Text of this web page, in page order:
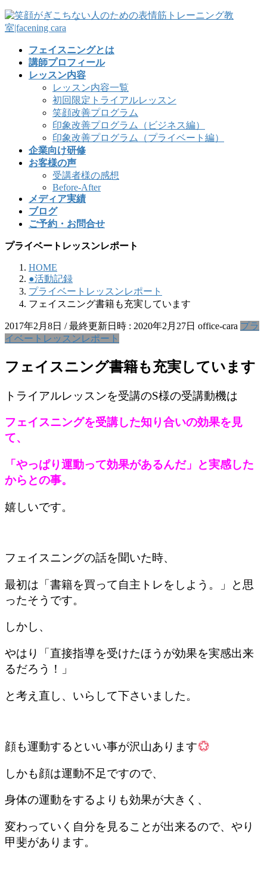
フェイスニングとは
講師プロフィール
レッスン内容
レッスン内容一覧
初回限定トライアルレッスン
笑顔改善プログラム
印象改善プログラム（ビジネス編）
印象改善プログラム（プライベート編）
企業向け研修
お客様の声
受講者様の感想
Before-After
メディア実績
ブログ
ご予約・お問合せ
プライベートレッスンレポート
HOME
●活動記録
プライベートレッスンレポート
フェイスニング書籍も充実しています
2017年2月8日 / 最終更新日時 : 2020年2月27日 office-cara プラ
イベートレッスンレポート
フェイスニング書籍も充実しています
トライアルレッスンを受講のS様の受講動機は
フェイスニングを受講した知り合いの効果を見
て、
「やっぱり運動って効果があるんだ」と実感した
からとの事。
嬉しいです。
フェイスニングの話を聞いた時、
最初は「書籍を買って自主トレをしよう。」と思
ったそうです。
しかし、
やはり「直接指導を受けたほうが効果を実感出来
るだろう！」
と考え直し、いらして下さいました。
顔も運動するといい事が沢山あります
しかも顔は運動不足ですので、
身体の運動をするよりも効果が大きく、
変わっていく自分を見ることが出来るので、やり
甲斐があります。